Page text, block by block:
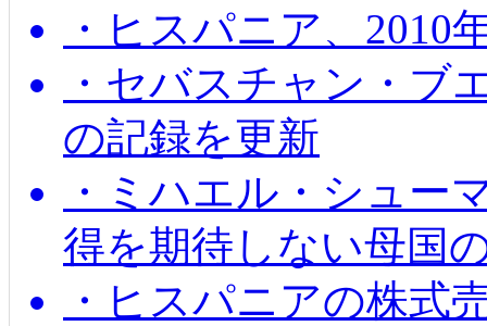
・ヒスパニア、2010
・セバスチャン・ブ
の記録を更新
・ミハエル・シュー
得を期待しない母国
・ヒスパニアの株式